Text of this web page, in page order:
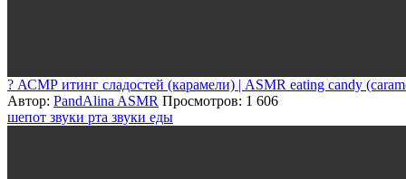
? АСМР итинг сладостей (карамели) | ASMR eating candy
Автор: PandAlina ASMR Просмотров: 1 606
шепот звуки рта звуки еды